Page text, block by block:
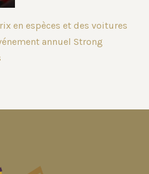
en espèces et des voitures
annuel Strong